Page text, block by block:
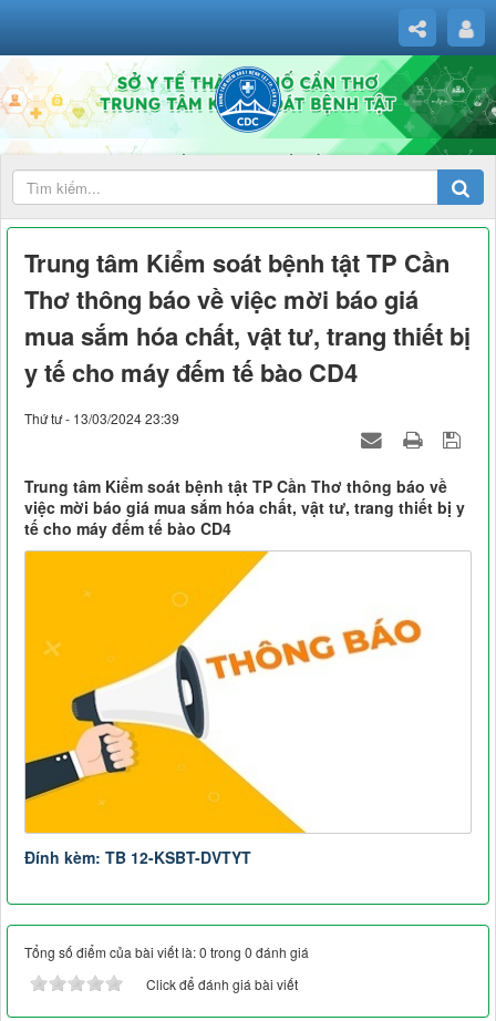
Trung tâm Kiểm soát bệnh tật TP Cần
Thơ thông báo về việc mời báo giá
mua sắm hóa chất, vật tư, trang thiết bị
y tế cho máy đếm tế bào CD4
Thứ tư - 13/03/2024 23:39
Trung tâm Kiểm soát bệnh tật TP Cần Thơ thông báo về
việc mời báo giá mua sắm hóa chất, vật tư, trang thiết bị y
tế cho máy đếm tế bào CD4
Đính kèm: TB 12-KSBT-DVTYT
Tổng số điểm của bài viết là: 0 trong 0 đánh giá
Click để đánh giá bài viết